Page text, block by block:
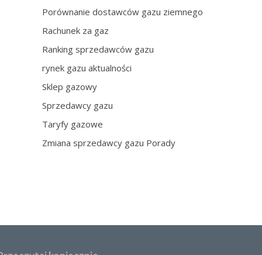
Porównanie dostawców gazu ziemnego
Rachunek za gaz
Ranking sprzedawców gazu
rynek gazu aktualności
Sklep gazowy
Sprzedawcy gazu
Taryfy gazowe
Zmiana sprzedawcy gazu Porady